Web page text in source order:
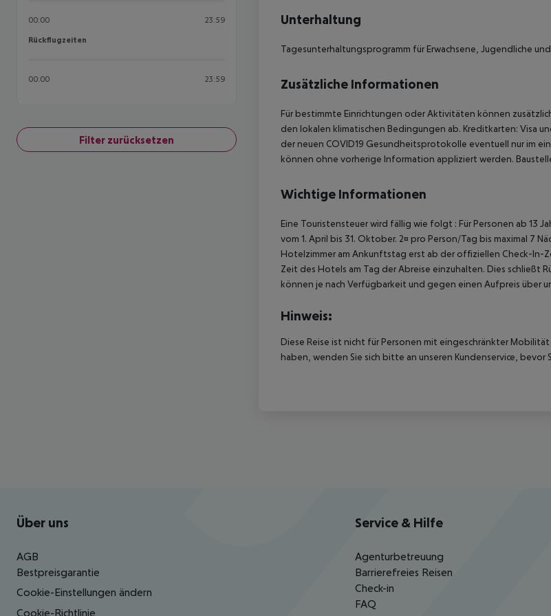
00:00 23:59
Rückflugzeiten
Rückflugzeiten
00:00 23:59
Filter zurücksetzen
Unterhaltung
Tagesunterhaltungsprogramm für Erwachsene, Jugendliche
Zusätzliche Informationen
Für bestimmte Einrichtungen oder Aktivitäten können
den lokalen klimatischen Bedingungen ab. Kreditkarten: Visa
der neuen COVID19 Gesundheitsprotokolle eventuell nur im
können ohne vorherige Information appliziert werden.
Wichtige Informationen
Eine Touristensteuer wird fällig wie folgt : Für Personen ab 13
vom 1. April bis 31. Oktober. 2¤ pro Person/Tag bis maximal 7
Hotelzimmer am Ankunftstag erst ab der offiziellen Check-
Zeit des Hotels am Tag der Abreise einzuhalten. Dies schließt
können je nach Verfügbarkeit und gegen einen Aufpreis über
Hinweis:
Diese Reise ist nicht für Personen mit eingeschränkter
haben, wenden Sie sich bitte an unseren Kundenservice, bevor
Footer navigation
Über uns
AGB
Bestpreisgarantie
Cookie-Einstellungen ändern
Cookie-Richtlinie
Service & Hilfe
Agenturbetreuung
Barrierefreies Reisen
Check-in
FAQ